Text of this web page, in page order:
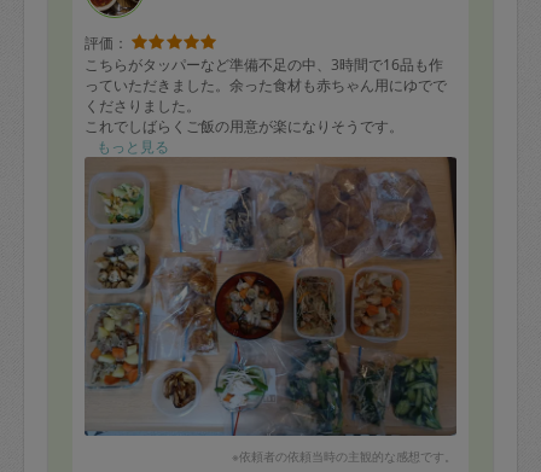
評価：
こちらがタッパーなど準備不足の中、3時間で16品も作
っていただきました。余った食材も赤ちゃん用にゆでで
くださりました。
これでしばらくご飯の用意が楽になりそうです。
余っていた食材を使い切っていただいたり、揚げ物の残
り油も活用してくださって助かりました。
また機会ありましたらぜひよろしくお願いいたします。
もっと見る
※依頼者の依頼当時の主観的な感想です。